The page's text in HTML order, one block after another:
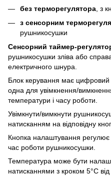
без терморегулятора , з
з сенсорним
рушникосушки
Сенсорний таймер-
рушникосушки зліва або
електричного шнура.
Блок керування має цифровий
одна для увімкнення/
температури і часу роботи.
Увімкнути/вимкнути
натисканням на відповідну
Кнопка налаштування регулює
час роботи рушникосушки.
Температура може бути
натисканнями з кроком 5°С